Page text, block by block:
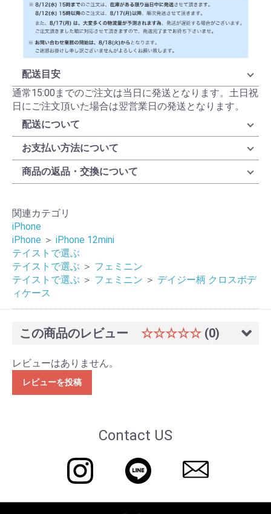
配送目安
通常15:00までのご注文は当日に発送となります。土日祝
日にご注文頂いた場合は翌営業日の発送となります。
配送について
お支払い方法について
商品の返品・交換について
関連カテゴリ
iPhone
iPhone ＞ iPhone 12mini
テイストで選ぶ
テイストで選ぶ ＞ フェミニン
テイストで選ぶ ＞ フェミニン ＞ デイジー柄 クロスボデ
ィケース
この商品のレビュー ☆☆☆☆☆ (0)
レビューはありません。
レビューを投稿
Contact US